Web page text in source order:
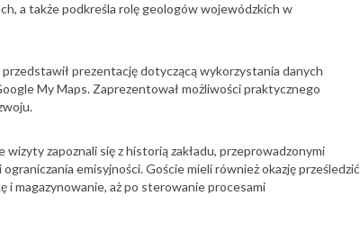
a także podkreśla rolę geologów wojewódzkich w
prezentację dotyczącą wykorzystania danych
My Maps. Zaprezentował możliwości praktycznego
zapoznali się z historią zakładu, przeprowadzonymi
emisyjności. Goście mieli również okazję prześledzić
i magazynowanie, aż po sterowanie procesami